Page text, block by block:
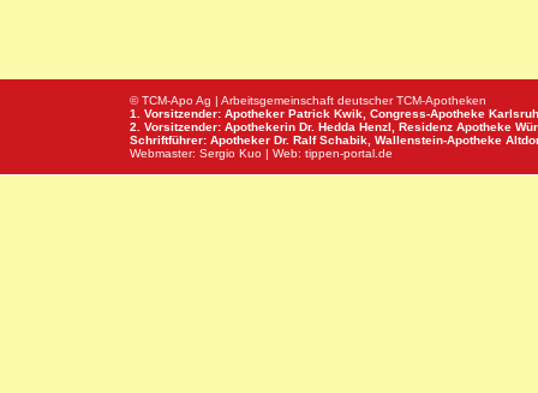
© TCM-Apo Ag | Arbeitsgemeinschaft deutscher TCM-Apotheken
1. Vorsitzender: Apotheker Patrick Kwik, Congress-Apotheke
2. Vorsitzender: Apothekerin Dr. Hedda Henzl, Residenz Apotheke
Schriftführer: Apotheker Dr. Ralf Schabik, Wallenstein-Apotheke
Webmaster: Sergio Kuo | Web: tippen-portal.de